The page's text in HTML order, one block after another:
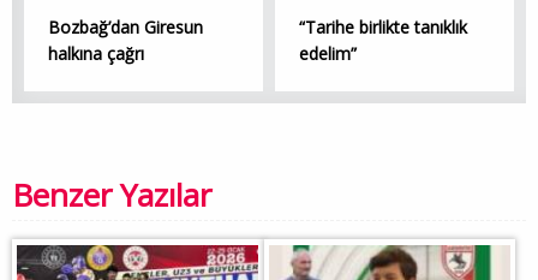
Bozbağ’dan Giresun
halkına çağrı
“Tarihe birlikte tanıklık
edelim”
Benzer Yazılar